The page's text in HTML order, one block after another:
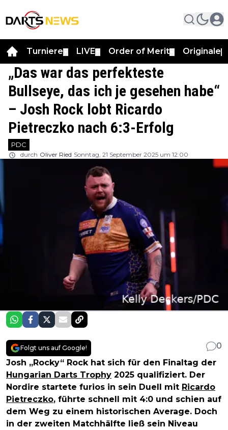
Turniere LIVE Order of Merit Originale
„Das war das perfekteste
Bullseye, das ich je gesehen habe“
– Josh Rock lobt Ricardo
Pietreczko nach 6:3-Erfolg
PDC
durch Oliver Ried Sonntag, 21 September 2025 um 12:00
Folgt uns auf Google!
0
Josh „Rocky“ Rock hat sich für den Finaltag der
Hungarian Darts Trophy 2025 qualifiziert. Der
Nordire startete furios in sein Duell mit Ricardo
Pietreczko, führte schnell mit 4:0 und schien auf
dem Weg zu einem historischen Average. Doch
in der zweiten Matchhälfte ließ sein Niveau